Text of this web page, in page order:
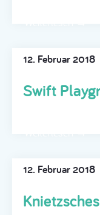
12. Februar 2018
Swift
12. Februar 2018